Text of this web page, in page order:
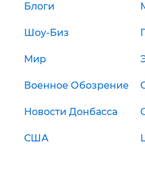
Блоги
Шоу-Биз
Мир
Военное Обозрение
Новости Донбасса
США